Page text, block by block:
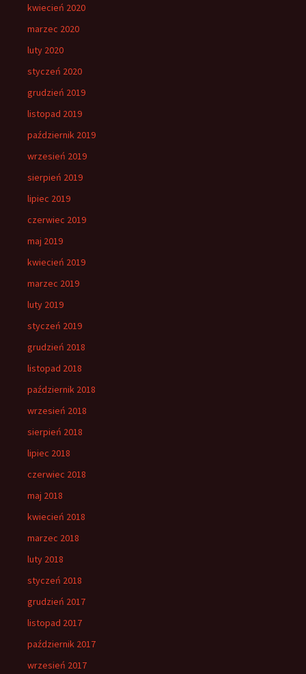
kwiecień 2020
marzec 2020
luty 2020
styczeń 2020
grudzień 2019
listopad 2019
październik 2019
wrzesień 2019
sierpień 2019
lipiec 2019
czerwiec 2019
maj 2019
kwiecień 2019
marzec 2019
luty 2019
styczeń 2019
grudzień 2018
listopad 2018
październik 2018
wrzesień 2018
sierpień 2018
lipiec 2018
czerwiec 2018
maj 2018
kwiecień 2018
marzec 2018
luty 2018
styczeń 2018
grudzień 2017
listopad 2017
październik 2017
wrzesień 2017